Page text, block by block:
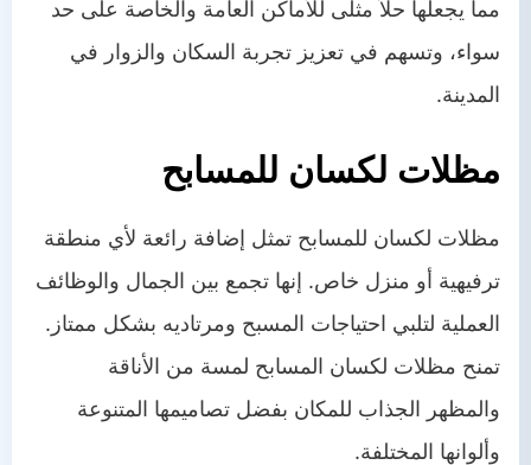
مما يجعلها حلاً مثلى للأماكن العامة والخاصة على حد
سواء، وتسهم في تعزيز تجربة السكان والزوار في
المدينة.
مظلات لكسان للمسابح
مظلات لكسان للمسابح تمثل إضافة رائعة لأي منطقة
ترفيهية أو منزل خاص. إنها تجمع بين الجمال والوظائف
العملية لتلبي احتياجات المسبح ومرتاديه بشكل ممتاز.
تمنح مظلات لكسان المسابح لمسة من الأناقة
والمظهر الجذاب للمكان بفضل تصاميمها المتنوعة
وألوانها المختلفة.